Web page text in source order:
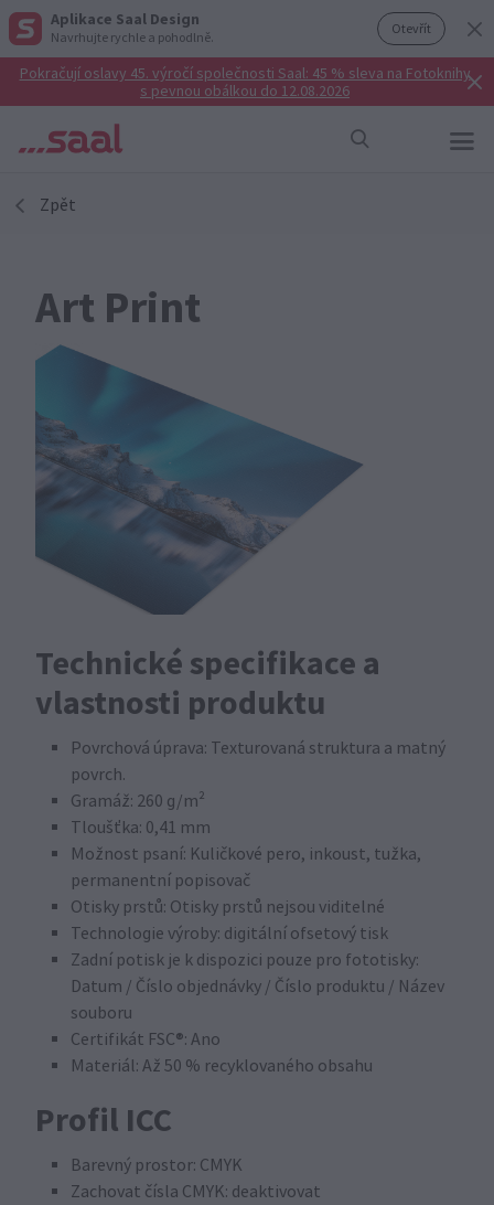
Aplikace Saal Design
Navrhujte rychle a pohodlně. Otevřít
Pokračují oslavy 45. výročí společnosti Saal: 45 % sleva na Fotoknihy
s pevnou obálkou do 12.08.2026
Zpět
Art Print
Technické specifikace a
vlastnosti produktu
Povrchová úprava: Texturovaná struktura a matný
povrch.
Gramáž: 260 g/m²
Tloušťka: 0,41 mm
Možnost psaní: Kuličkové pero, inkoust, tužka,
permanentní popisovač
Otisky prstů: Otisky prstů nejsou viditelné
Technologie výroby: digitální ofsetový tisk
Zadní potisk je k dispozici pouze pro fototisky:
Datum / Číslo objednávky / Číslo produktu / Název
souboru
Certifikát FSC®: Ano
Materiál: Až 50 % recyklovaného obsahu
Profil ICC
Barevný prostor: CMYK
Zachovat čísla CMYK: deaktivovat